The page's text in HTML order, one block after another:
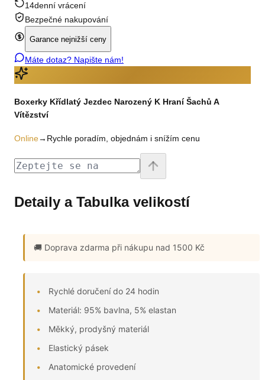
14denní vrácení
Bezpečné nakupování
Garance nejnižší ceny
Máte dotaz? Napište nám!
Boxerky Křídlatý Jezdec Narozený K Hraní Šachů A
Vítězství
Online→ Rychle poradím, objednám i snížím cenu
Detaily a Tabulka velikostí
🚚 Doprava zdarma při nákupu nad 1500 Kč
Rychlé doručení do 24 hodin
Materiál: 95% bavlna, 5% elastan
Měkký, prodyšný materiál
Elastický pásek
Anatomické provedení